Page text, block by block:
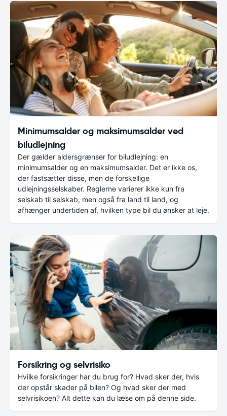
Minimumsalder og maksimumsalder ved
biludlejning
Der gælder aldersgrænser for biludlejning: en
minimumsalder og en maksimumsalder. Det er ikke os,
der fastsætter disse, men de forskellige
udlejningsselskaber. Reglerne varierer ikke kun fra
selskab til selskab, men også fra land til land, og
afhænger undertiden af, hvilken type bil du ønsker at leje.
Forsikring og selvrisiko
Hvilke forsikringer har du brug for? Hvad sker der, hvis
der opstår skader på bilen? Og hvad sker der med
selvrisikoen? Alt dette kan du læse om på denne side.